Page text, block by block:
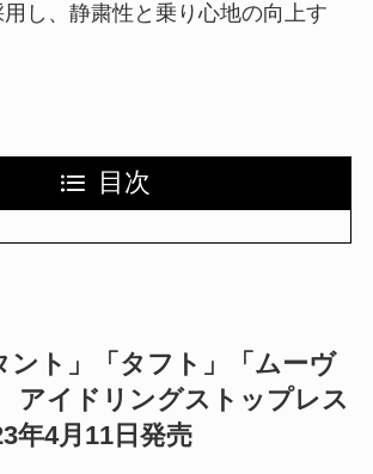
し、静粛性と乗り心地の向上す
目次
ント」「タフト」「ムーヴ
アイドリングストップレス
年4月11日発売